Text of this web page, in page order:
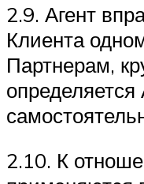
2.9. Агент
Клиента
Партнерам,
определяется
2.10. К